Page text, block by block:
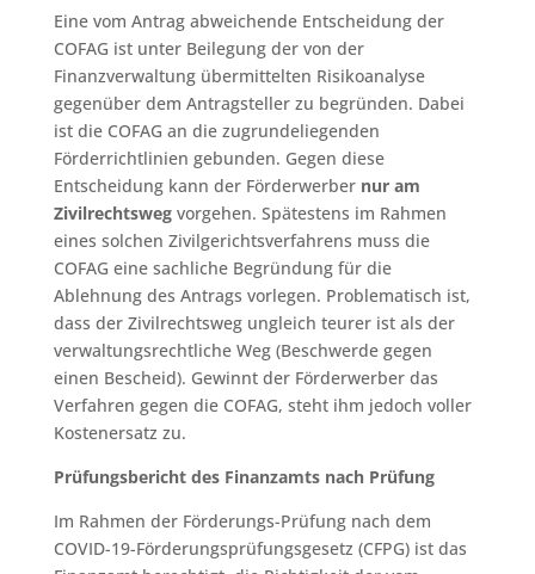
Eine vom Antrag abweichende Entscheidung der
COFAG ist unter Beilegung der von der
Finanzverwaltung übermittelten Risikoanalyse
gegenüber dem Antragsteller zu begründen. Dabei
ist die COFAG an die zugrundeliegenden
Förderrichtlinien gebunden. Gegen diese
Entscheidung kann der Förderwerber nur am
Zivilrechtswegvorgehen. Spätestens im Rahmen
eines solchen Zivilgerichtsverfahrens muss die
COFAG eine sachliche Begründung für die
Ablehnung des Antrags vorlegen. Problematisch ist,
dass der Zivilrechtsweg ungleich teurer ist als der
verwaltungsrechtliche Weg (Beschwerde gegen
einen Bescheid). Gewinnt der Förderwerber das
Verfahren gegen die COFAG, steht ihm jedoch voller
Kostenersatz zu.
Prüfungsbericht des Finanzamts nach Prüfung
Im Rahmen der Förderungs-Prüfung nach dem
COVID-19-Förderungsprüfungsgesetz (CFPG) ist das